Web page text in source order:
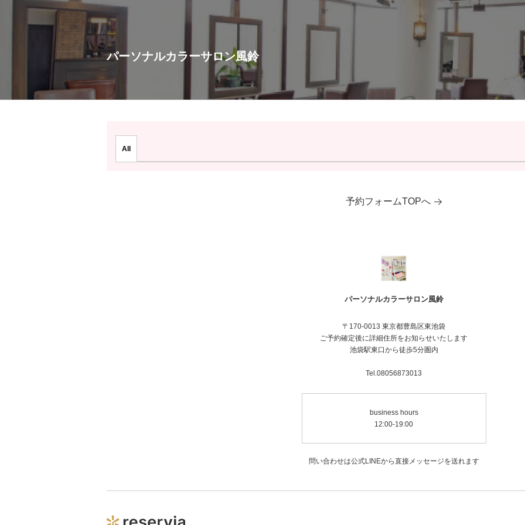
パーソナルカラーサロン風鈴
All
予約フォームTOPへ
パーソナルカラーサロン風鈴
〒170-0013 東京都豊島区東池袋
ご予約確定後に詳細住所をお知らせいたします
池袋駅東口から徒歩5分圏内
Tel.08056873013
business hours
12:00-19:00
問い合わせは公式LINEから直接メッセージを送れます